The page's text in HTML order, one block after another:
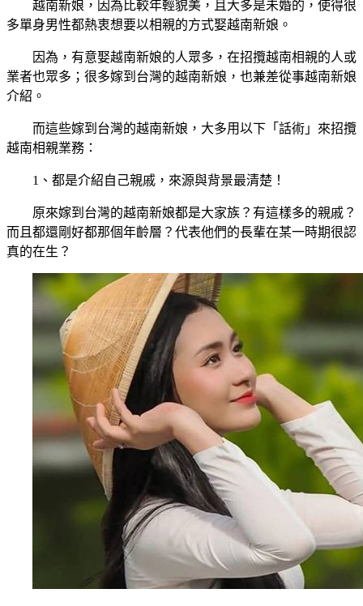
越南新娘，因為比較年輕貌美，且大多是未婚的，使得很
多單身男性都熱衷想要以相親的方式娶越南新娘。
因為，有意娶越南新娘的人眾多，在招攬越南相親的人或
業者也眾多；很多嫁到台灣的越南新娘，也兼差從事越南新娘
介紹。
而這些嫁到台灣的越南新娘，大多用以下「話術」來招攬
越南相親業務：
1、都是介紹自己親戚，來源與背景最清楚！
原來嫁到台灣的越南新娘都是大家族？有這樣多的親戚？
而且都還剛好都那個年齡層？代表他們的長輩在某一時期很認
真的在生？